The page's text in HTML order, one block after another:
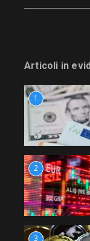
Articoli in
1
2
3